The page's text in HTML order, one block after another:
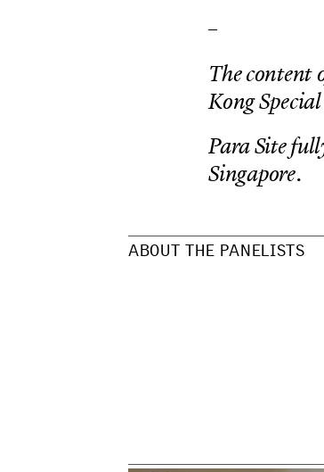
–
Thecontent
KongSpecial
ParaSitefull
Singapore.
ABOUT THE PANELISTS